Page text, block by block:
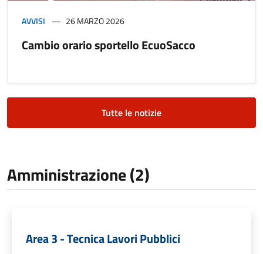
AVVISI 26 MARZO 2026
Cambio orario sportello EcuoSacco
Tutte le notizie
Amministrazione (2)
Area 3 - Tecnica Lavori Pubblici